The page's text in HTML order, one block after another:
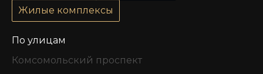
Жилые комплексы
По улицам
Комсомольский проспект